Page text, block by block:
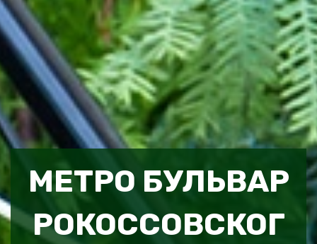
МЕТРО БУЛЬВАР
РОКОССОВСКОГ